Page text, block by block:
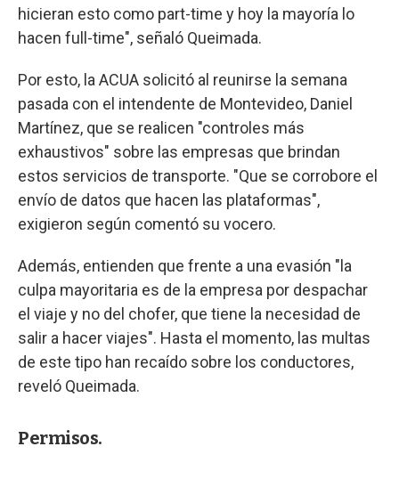
hicieran esto como part-time y hoy la mayoría lo
hacen full-time", señaló Queimada.
Por esto, la ACUA solicitó al reunirse la semana
pasada con el intendente de Montevideo, Daniel
Martínez, que se realicen "controles más
exhaustivos" sobre las empresas que brindan
estos servicios de transporte. "Que se corrobore el
envío de datos que hacen las plataformas",
exigieron según comentó su vocero.
Además, entienden que frente a una evasión "la
culpa mayoritaria es de la empresa por despachar
el viaje y no del chofer, que tiene la necesidad de
salir a hacer viajes". Hasta el momento, las multas
de este tipo han recaído sobre los conductores,
reveló Queimada.
Permisos.